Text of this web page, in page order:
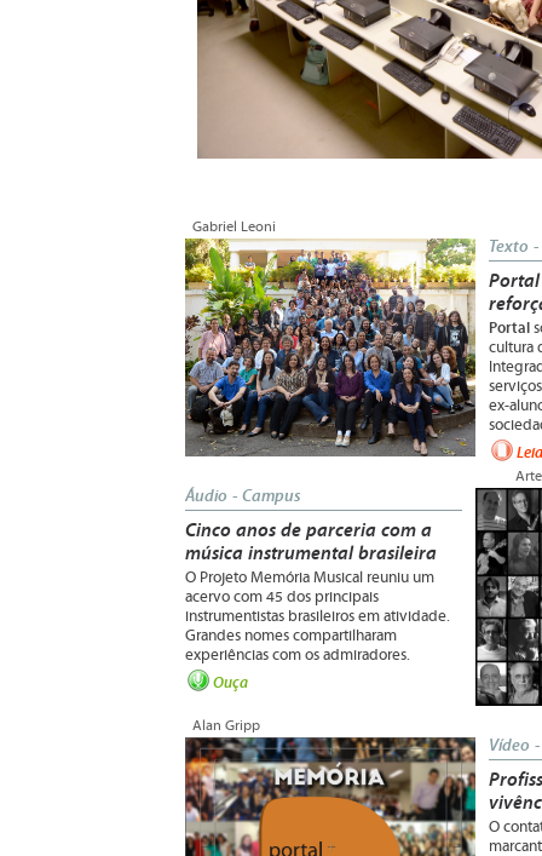
Gabriel Leoni
Texto
Portal
cultura
ex-
Leia
Áudio - Campus
Cinco anos de parceria com a
música instrumental brasileira
O Projeto Memória Musical reuniu um
acervo com 45 dos principais
instrumentistas brasileiros em atividade.
Grandes nomes compartilharam
experiências com os admiradores.
Ouça
Alan Gripp
Vídeo
O